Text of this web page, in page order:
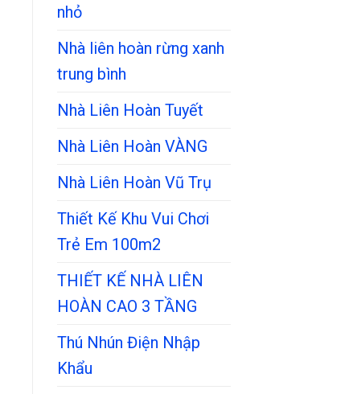
nhỏ
Nhà liên hoàn rừng xanh
trung bình
Nhà Liên Hoàn Tuyết
Nhà Liên Hoàn VÀNG
Nhà Liên Hoàn Vũ Trụ
Thiết Kế Khu Vui Chơi
Trẻ Em 100m2
THIẾT KẾ NHÀ LIÊN
HOÀN CAO 3 TẦNG
Thú Nhún Điện Nhập
Khẩu